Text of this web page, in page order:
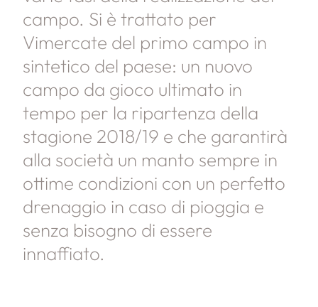
campo. Si è trattato per
Vimercate del primo campo in
sintetico del paese: un nuovo
campo da gioco ultimato in
tempo per la ripartenza della
stagione 2018/19 e che garantirà
alla società un manto sempre in
ottime condizioni con un perfetto
drenaggio in caso di pioggia e
senza bisogno di essere
innaffiato.